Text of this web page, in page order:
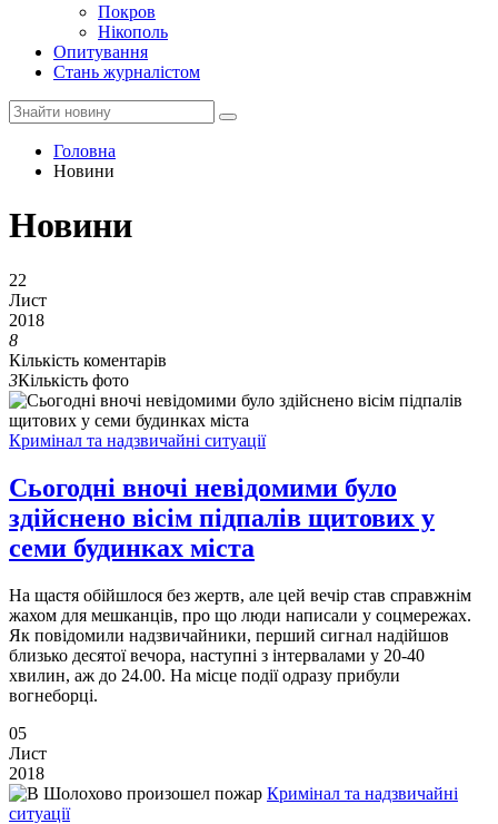
Покров
Нікополь
Опитування
Стань журналістом
Головна
Новини
Новини
22
Лист
2018
8
Кількість коментарів
3Кількість фото
Кримінал та надзвичайні ситуації
Сьогодні вночі невідомими було
здійснено вісім підпалів щитових у
семи будинках міста
На щастя обійшлося без жертв, але цей вечір став справжнім
жахом для мешканців, про що люди написали у соцмережах.
Як повідомили надзвичайники, перший сигнал надійшов
близько десятої вечора, наступні з інтервалами у 20-40
хвилин, аж до 24.00. На місце події одразу прибули
вогнеборці.
05
Лист
2018
Кримінал та надзвичайні
ситуації